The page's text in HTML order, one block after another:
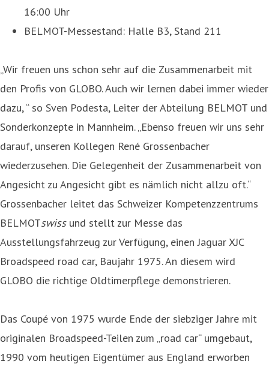
16:00 Uhr
BELMOT-Messestand: Halle B3, Stand 211
„Wir freuen uns schon sehr auf die Zusammenarbeit mit
den Profis von GLOBO. Auch wir lernen dabei immer wieder
dazu, “ so Sven Podesta, Leiter der Abteilung BELMOT und
Sonderkonzepte in Mannheim. „Ebenso freuen wir uns sehr
darauf, unseren Kollegen René Grossenbacher
wiederzusehen. Die Gelegenheit der Zusammenarbeit von
Angesicht zu Angesicht gibt es nämlich nicht allzu oft.“
Grossenbacher leitet das Schweizer Kompetenzzentrums
BELMOTswissund stellt zur Messe das
Ausstellungsfahrzeug zur Verfügung, einen Jaguar XJC
Broadspeed road car, Baujahr 1975. An diesem wird
GLOBO die richtige Oldtimerpflege demonstrieren.
Das Coupé von 1975 wurde Ende der siebziger Jahre mit
originalen Broadspeed-Teilen zum „road car“ umgebaut,
1990 vom heutigen Eigentümer aus England erworben